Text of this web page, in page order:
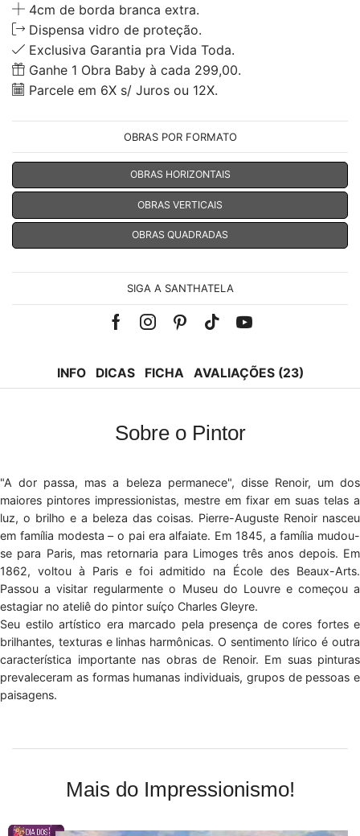
4cm de borda branca extra.
Dispensa vidro de proteção.
Exclusiva Garantia pra Vida Toda.
Ganhe 1 Obra Baby à cada 299,00.
Parcele em 6X s/ Juros ou 12X.
OBRAS POR FORMATO
OBRAS HORIZONTAIS
OBRAS VERTICAIS
OBRAS QUADRADAS
SIGA A SANTHATELA
Facebook
Instagram
Pinterest
Tik-Youtube
INFO DICAS FICHA AVALIAÇÕES (23)
Sobre o Pintor
"A dor passa, mas a beleza permanece", disse Renoir, um dos
maiores pintores impressionistas, mestre em fixar em suas telas a
luz, o brilho e a beleza das coisas. Pierre-Auguste Renoir nasceu
em família modesta – o pai era alfaiate. Em 1845, a família mudou-
se para Paris, mas retornaria para Limoges três anos depois. Em
1862, voltou à Paris e foi admitido na École des Beaux-Arts.
Passou a visitar regularmente o Museu do Louvre e começou a
estagiar no ateliê do pintor suíço Charles Gleyre.
Seu estilo artístico era marcado pela presença de cores fortes e
brilhantes, texturas e linhas harmônicas. O sentimento lírico é outra
característica importante nas obras de Renoir. Em suas pinturas
prevaleceram as formas humanas individuais, grupos de pessoas e
paisagens.
Mais do Impressionismo!